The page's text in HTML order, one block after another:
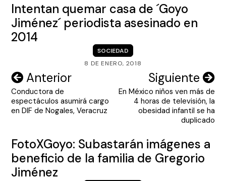
ENGLISH SECTION
Intentan quemar casa de ´Goyo
Jiménez´ periodista asesinado en
2014
SOCIEDAD
8 DE ENERO, 2018
Navegación
de
entradas
Anterior
Conductora de
espectáculos asumirá cargo
en DIF de Nogales, Veracruz
Siguiente
En México niños ven más de
4 horas de televisión, la
obesidad infantil se ha
duplicado
FotoXGoyo: Subastarán imágenes a
beneficio de la familia de Gregorio
Jiménez